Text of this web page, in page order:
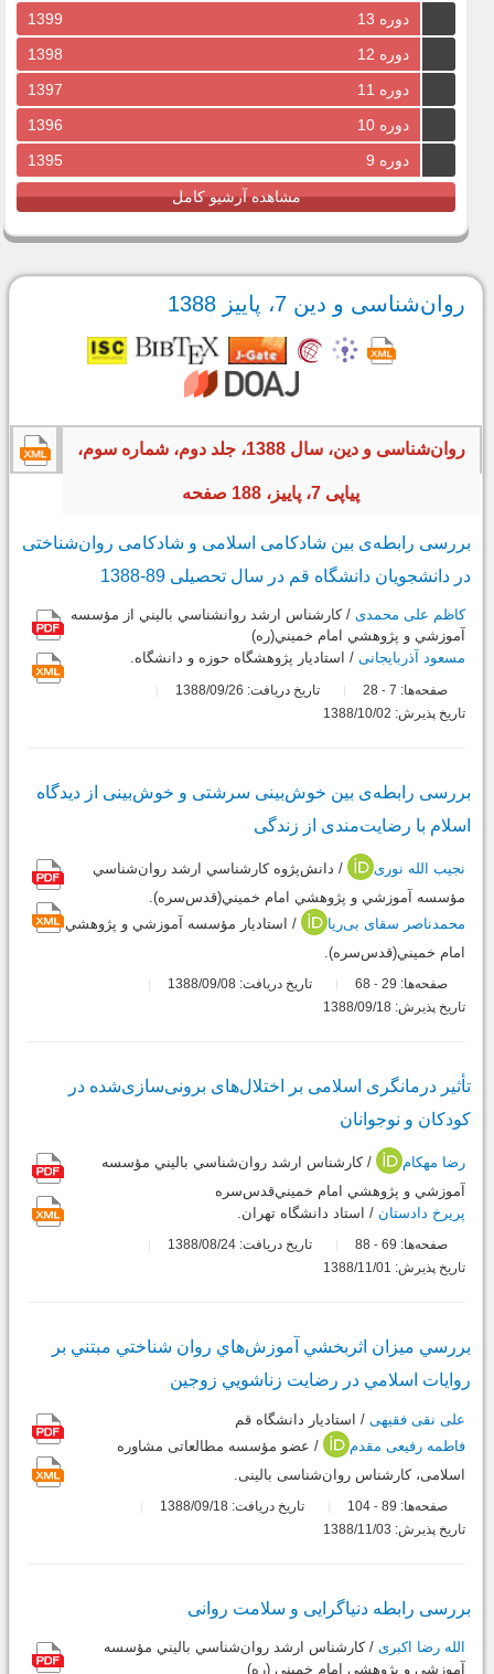
دوره 13
1399
دوره 12
1398
دوره 11
1397
دوره 10
1396
دوره 9
1395
مشاهده آرشیو کامل
روان‌شناسی و دین 7، پاییز 1388
روان‌شناسی و دین، سال 1388، جلد دوم، شماره سوم،
پیاپی 7، پاییز، 188 صفحه
بررسی رابطه‌ی بین شادکامی اسلامی و شادکامی روان‌شناختی
در دانشجویان دانشگاه قم در سال تحصیلی 89-1388
کاظم علی محمدی / کارشناس ارشد روانشناسي باليني از مؤسسه
آموزشي و پژوهشي امام خميني(ره)
مسعود آذربایجانی / استاديار پژوهشگاه حوزه و دانشگاه.
صفحه‌ها: 7
-
تاریخ دریافت: 1388/09/26
تاریخ پذیرش: 1388/10/02
بررسی رابطه‌ی بین خوش‌بینی سرشتی و خوش‌بینی از دیدگاه
اسلام با رضایت‌مندی از زندگی
نجیب الله نوری
/ دانش‌پژوه کارشناسي ارشد روان‌شناسي
مؤسسه آموزشي و پژوهشي امام خميني(قدس‌سره).
محمدناصر سقای بی‌ریا
/ استاديار مؤسسه آموزشي و پژوهشي
امام خميني(قدس‌سره).
صفحه‌ها: 29
-
تاریخ دریافت: 1388/09/08
تاریخ پذیرش: 1388/09/18
تأثیر درمانگری اسلامی بر اختلال‌های برونی‌سازی‌شده در
کودکان و نوجوانان
رضا مهکام
/ كارشناس ارشد روان‌شناسي باليني مؤسسه
آموزشي و پژوهشي امام خميني‌قدس‌سره
پریرخ دادستان / استاد دانشگاه تهران.
صفحه‌ها: 69
-
تاریخ دریافت: 1388/08/24
تاریخ پذیرش: 1388/11/01
بررسي ميزان اثربخشي آموزش‌هاي روان شناختي مبتني بر
روايات اسلامي در رضايت زناشويي زوجين
علی نقی فقیهی / استاديار دانشگاه قم
فاطمه رفیعی مقدم
/ عضو مؤسسه مطالعاتی مشاوره
اسلامی، کارشناس روان‌شناسی بالينی.
صفحه‌ها: 89
-
تاریخ دریافت: 1388/09/18
تاریخ پذیرش: 1388/11/03
بررسی رابطه دنیاگرایی و سلامت روانی
الله رضا اکبری / كارشناس ارشد روان‌شناسي باليني مؤسسه
آموزشي و پژوهشي امام خميني‌ (ره)